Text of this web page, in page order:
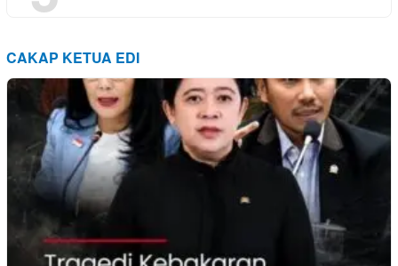
CAKAP KETUA EDI